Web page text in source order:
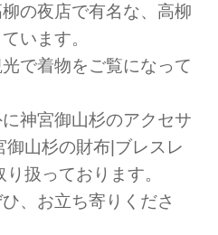
の夜店で有名な、高柳
います。
で着物をご覧になって
神宮御山杉のアクセサ
御山杉の財布|ブレスレ
扱っております。
、お立ち寄りくださ